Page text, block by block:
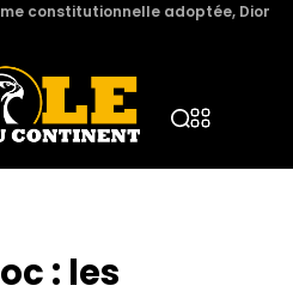
rouges recèlent des minerais très
: les